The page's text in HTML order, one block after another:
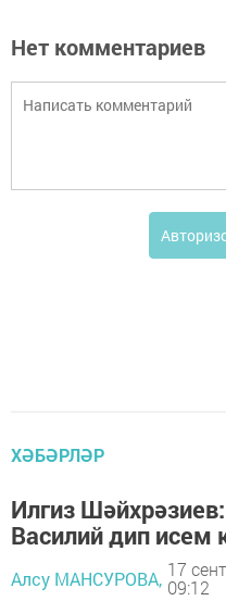
Нет комментариев
ХӘБӘРЛӘР
Илгиз
Василий дип исем
Алсу МАНСУРОВА, 17
09:12